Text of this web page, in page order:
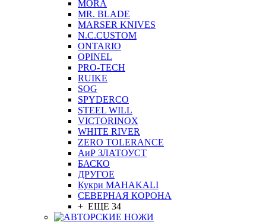
MORA
MR. BLADE
MARSER KNIVES
N.C.CUSTOM
ONTARIO
OPINEL
PRO-TECH
RUIKE
SOG
SPYDERCO
STEEL WILL
VICTORINOX
WHITE RIVER
ZERO TOLERANCE
АиР ЗЛАТОУСТ
БАСКО
ДРУГОЕ
Кукри MAHAKALI
СЕВЕРНАЯ КОРОНА
+ ЕЩЕ 34